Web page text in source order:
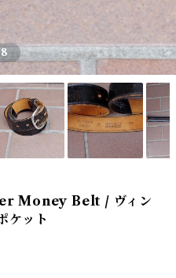
Money Belt / ヴィン
ケット